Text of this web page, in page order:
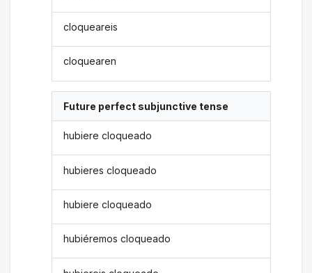
cloqueareis
cloquearen
Future perfect subjunctive tense
hubiere cloqueado
hubieres cloqueado
hubiere cloqueado
hubiéremos cloqueado